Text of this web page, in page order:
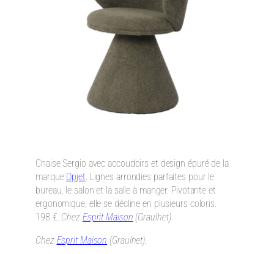
Chaise Sergio avec accoudoirs et design épuré de la
marque Opjet. Lignes arrondies parfaites pour le
bureau, le salon et la salle à manger. Pivotante et
ergonomique, elle se décline en plusieurs coloris.
198 €. Chez Esprit Maison (Graulhet).
Chez Esprit Maison (Graulhet).